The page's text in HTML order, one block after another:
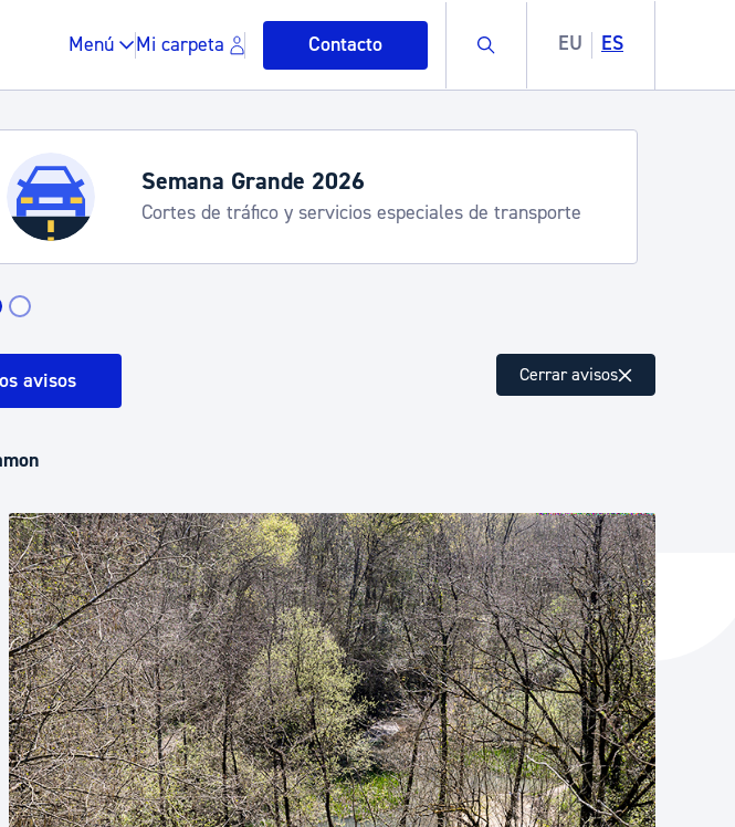
Menú Mi carpeta Contacto Buscar EU ES
Espacio público, residuos y medioambiente
Desarrollo económico y empleo
Igualdad, Derechos Humanos y convivencia
Cultura
Semana Grande 2026
Cortes de tráfico y servicios especiales de transporte
avisos Cerrar avisos